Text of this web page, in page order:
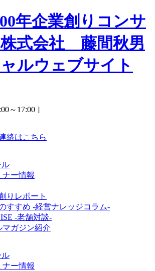
～17:00 ]
絡はこちら
ル
ー情報
りレポート
すすめ -経営ナレッジコラム-
-老舗対談-
マガジン紹介
ル
ー情報